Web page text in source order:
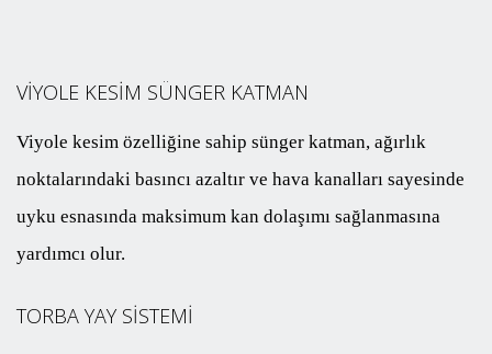
VİYOLE KESİM SÜNGER KATMAN
Viyole kesim özelliğine sahip sünger katman, ağırlık
noktalarındaki basıncı azaltır ve hava kanalları sayesinde
uyku esnasında maksimum kan dolaşımı sağlanmasına
yardımcı olur.
TORBA YAY SİSTEMİ